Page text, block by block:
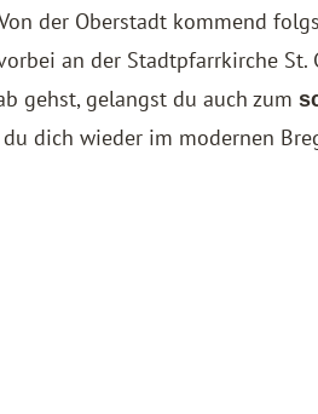
der Oberstadt kommend
an der Stadtpfarrkirche St.
gehst, gelangst du auch zum
dich wieder im modernen